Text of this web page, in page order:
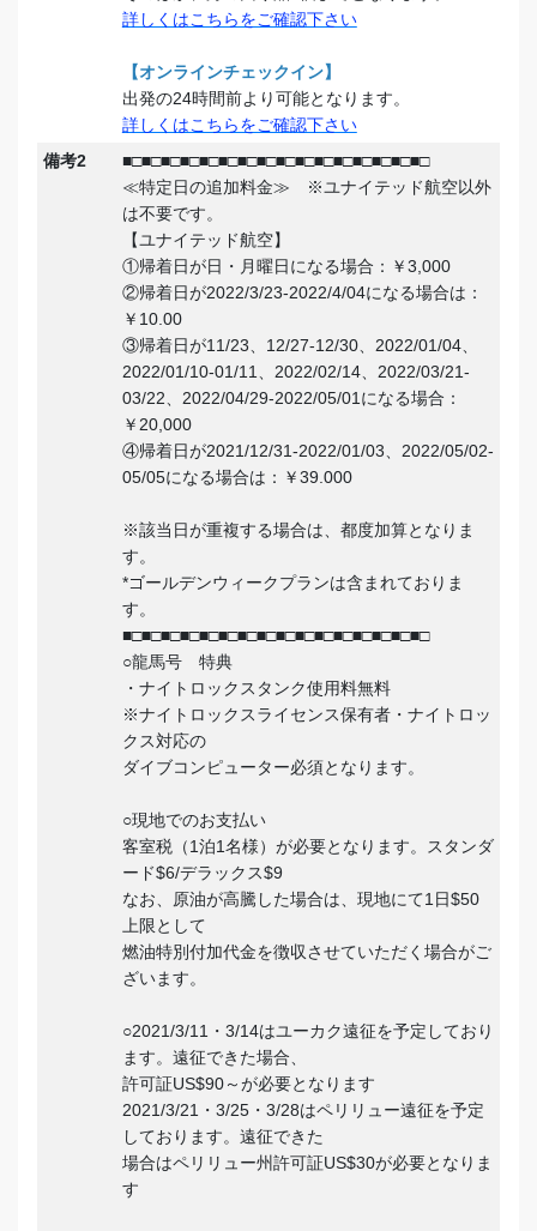
詳しくはこちらをご確認下さい
【オンラインチェックイン】
出発の24時間前より可能となります。
詳しくはこちらをご確認下さい
備考2
■□■□■□■□■□■□■□■□■□■□■□■□■□■□■□■□
≪特定日の追加料金≫ ※ユナイテッド航空以外
は不要です。
【ユナイテッド航空】
①帰着日が日・月曜日になる場合：￥3,000
②帰着日が2022/3/23-2022/4/04になる場合は：
￥10.00
③帰着日が11/23、12/27-12/30、2022/01/04、
2022/01/10-01/11、2022/02/14、2022/03/21-
03/22、2022/04/29-2022/05/01になる場合：
￥20,000
④帰着日が2021/12/31-2022/01/03、2022/05/02-
05/05になる場合は：￥39.000
※該当日が重複する場合は、都度加算となりま
す。
*ゴールデンウィークプランは含まれておりま
す。
■□■□■□■□■□■□■□■□■□■□■□■□■□■□■□■□
○龍馬号 特典
・ナイトロックスタンク使用料無料
※ナイトロックスライセンス保有者・ナイトロッ
クス対応の
ダイブコンピューター必須となります。
○現地でのお支払い
客室税（1泊1名様）が必要となります。スタンダ
ード$6/デラックス$9
なお、原油が高騰した場合は、現地にて1日$50
上限として
燃油特別付加代金を徴収させていただく場合がご
ざいます。
○2021/3/11・3/14はユーカク遠征を予定しており
ます。遠征できた場合、
許可証US$90～が必要となります
2021/3/21・3/25・3/28はペリリュー遠征を予定
しております。遠征できた
場合はペリリュー州許可証US$30が必要となりま
す